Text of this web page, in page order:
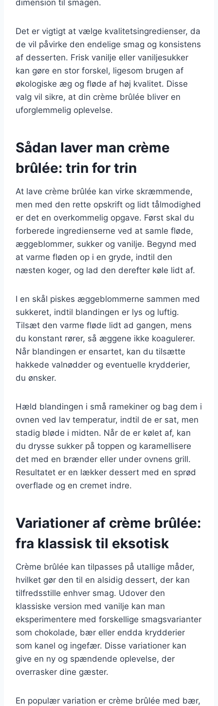
dimension til smagen.
Det er vigtigt at vælge kvalitetsingredienser, da
de vil påvirke den endelige smag og konsistens
af desserten. Frisk vanilje eller vaniljesukker
kan gøre en stor forskel, ligesom brugen af
økologiske æg og fløde af høj kvalitet. Disse
valg vil sikre, at din crème brûlée bliver en
uforglemmelig oplevelse.
Sådan laver man crème
brûlée: trin for trin
At lave crème brûlée kan virke skræmmende,
men med den rette opskrift og lidt tålmodighed
er det en overkommelig opgave. Først skal du
forberede ingredienserne ved at samle fløde,
æggeblommer, sukker og vanilje. Begynd med
at varme fløden op i en gryde, indtil den
næsten koger, og lad den derefter køle lidt af.
I en skål piskes æggeblommerne sammen med
sukkeret, indtil blandingen er lys og luftig.
Tilsæt den varme fløde lidt ad gangen, mens
du konstant rører, så æggene ikke koagulerer.
Når blandingen er ensartet, kan du tilsætte
hakkede valnødder og eventuelle krydderier,
du ønsker.
Hæld blandingen i små ramekiner og bag dem i
ovnen ved lav temperatur, indtil de er sat, men
stadig bløde i midten. Når de er kølet af, kan
du drysse sukker på toppen og karamellisere
det med en brænder eller under ovnens grill.
Resultatet er en lækker dessert med en sprød
overflade og en cremet indre.
Variationer af crème brûlée:
fra klassisk til eksotisk
Crème brûlée kan tilpasses på utallige måder,
hvilket gør den til en alsidig dessert, der kan
tilfredsstille enhver smag. Udover den
klassiske version med vanilje kan man
eksperimentere med forskellige smagsvarianter
som chokolade, bær eller endda krydderier
som kanel og ingefær. Disse variationer kan
give en ny og spændende oplevelse, der
overrasker dine gæster.
En populær variation er crème brûlée med bær,